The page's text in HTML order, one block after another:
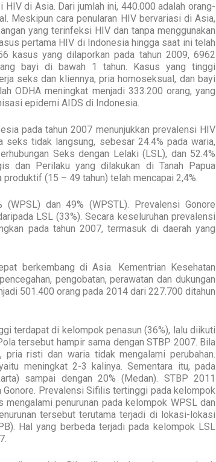
di Asia. Dari jumlah ini, 440.000 adalah orang-
Meskipun cara penularan HIV bervariasi di Asia,
yang terinfeksi HIV dan tanpa menggunakan
pertama HIV di Indonesia hingga saat ini telah
kasus yang dilaporkan pada tahun 2009, 6962
bayi di bawah 1 tahun. Kasus yang tinggi
seks dan kliennya, pria homoseksual, dan bayi
ODHA meningkat menjadi 333.200 orang, yang
epidemi AIDS di Indonesia.
pada tahun 2007 menunjukkan prevalensi HIV
tidak langsung, sebesar 24.4% pada waria,
Seks dengan Lelaki (LSL), dan 52.4%
dan Perilaku yang dilakukan di Tanah Papua
(15 – 49 tahun) telah mencapai 2,4%.
dan 49% (WPSTL). Prevalensi Gonore
LSL (33%). Secara keseluruhan prevalensi
pada tahun 2007, termasuk di daerah yang
berkembang di Asia. Kementrian Kesehatan
pengobatan, perawatan dan dukungan
501.400 orang pada 2014 dari 227.700 ditahun
terdapat di kelompok penasun (36%), lalu diikuti
tersebut hampir sama dengan STBP 2007. Bila
risti dan waria tidak mengalami perubahan.
meningkat 2-3 kalinya. Sementara itu, pada
sampai dengan 20% (Medan). STBP 2011
Prevalensi Sifilis tertinggi pada kelompok
penurunan pada kelompok WPSL dan
tersebut terutama terjadi di lokasi-lokasi
Hal yang berbeda terjadi pada kelompok LSL